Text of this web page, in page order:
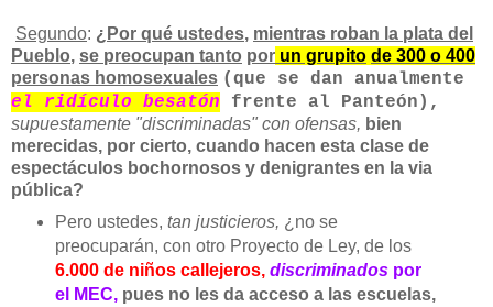
Segundo: ¿ Por qué ustedes, mientras roban la plata del
Pueblo, se preocupan tanto por un grupito de 300 o 400
personas homosexuales (que se dan anualmente
el ridículo besatón frente al Panteón),
supuestamente "discriminadas" con ofensas, bien
merecidas, por cierto, cuando hacen esta clase de
espectáculos bochornosos y denigrantes en la via
pública?
Pero ustedes, tan justicieros, ¿no se
preocuparán, con otro Proyecto de Ley, de los
6.000 de niños callejeros, discriminadospor
el MEC,pues no les da acceso a las escuelas,